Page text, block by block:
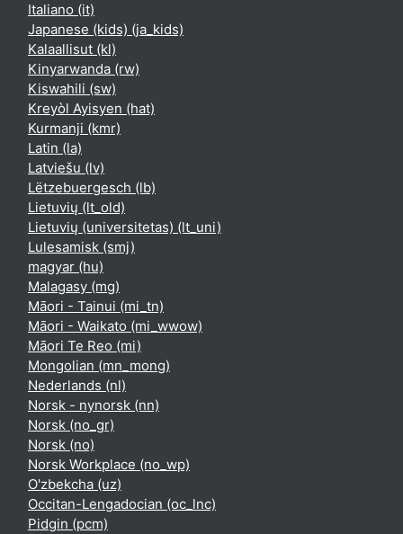
Italiano ‎(it)‎
Japanese (kids) ‎(ja_kids)‎
Kalaallisut ‎(kl)‎
Kinyarwanda ‎(rw)‎
Kiswahili ‎(sw)‎
Kreyòl Ayisyen ‎(hat)‎
Kurmanji ‎(kmr)‎
Latin ‎(la)‎
Latviešu ‎(lv)‎
Lëtzebuergesch ‎(lb)‎
Lietuvių ‎(lt_old)‎
Lietuvių (universitetas) ‎(lt_uni)‎
Lulesamisk ‎(smj)‎
magyar ‎(hu)‎
Malagasy ‎(mg)‎
Māori - Tainui ‎(mi_tn)‎
Māori - Waikato ‎(mi_wwow)‎
Māori Te Reo ‎(mi)‎
Mongolian ‎(mn_mong)‎
Nederlands ‎(nl)‎
Norsk - nynorsk ‎(nn)‎
Norsk ‎(no_gr)‎
Norsk ‎(no)‎
Norsk Workplace ‎(no_wp)‎
O'zbekcha ‎(uz)‎
Occitan-Lengadocian ‎(oc_lnc)‎
Pidgin ‎(pcm)‎